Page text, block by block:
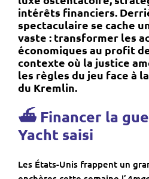
intérêts financiers.
spectaculaire se cache
vaste : transformer les
économiques au profit
contexte où la justice
les règles du jeu face à
du Kremlin.
⛴ Financer la
Yacht saisi
Les États-Unis frappent un